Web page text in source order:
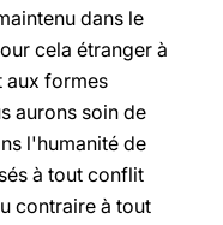
dans le
cela étranger à
aux formes
aurons soin de
l'humanité de
à tout conflit
contraire à tout